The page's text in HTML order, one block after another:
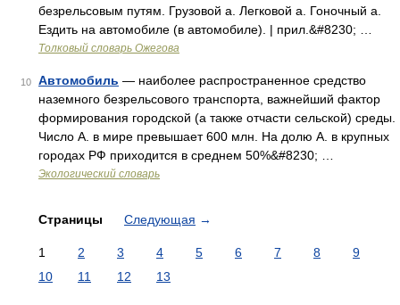
безрельсовым путям. Грузовой а. Легковой а. Гоночный а.
Ездить на автомобиле (в автомобиле). | прил.&#8230; …
Толковый словарь Ожегова
10 Автомобиль — наиболее распространенное средство
наземного безрельсового транспорта, важнейший фактор
формирования городской (а также отчасти сельской) среды.
Число А. в мире превышает 600 млн. На долю А. в крупных
городах РФ приходится в среднем 50%&#8230; …
Экологический словарь
Страницы Следующая →
1 2 3 4 5 6 7 8
9
10
11 12 13